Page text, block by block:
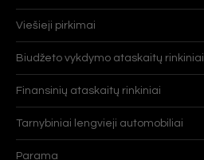
Viešieji pirkimai
Biudžeto vykdymo ataskaitų rinkiniai
Finansinių ataskaitų rinkiniai
Tarnybiniai lengvieji automobiliai
Parama